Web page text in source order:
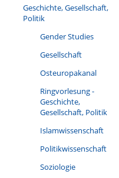
Geschichte, Gesellschaft,
Politik
Gender Studies
Gesellschaft
Osteuropakanal
Ringvorlesung -
Geschichte,
Gesellschaft, Politik
Islamwissenschaft
Politikwissenschaft
Soziologie